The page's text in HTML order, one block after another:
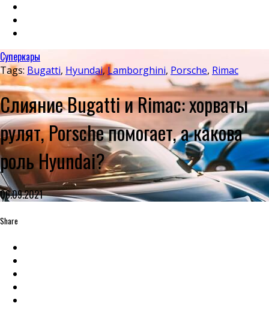
Суперкары
Tags: Bugatti, Hyundai,Lamborghini, Porsche, Rimac
Слияние Bugatti и Rimac: хорваты
рулят, Porsche помогает, а какова
роль Hyundai?
06.09.2021
Share